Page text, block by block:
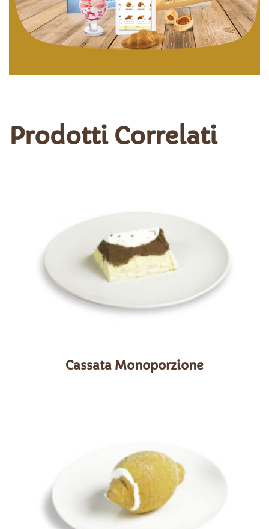
Prodotti Correlati
Cassata Monoporzione